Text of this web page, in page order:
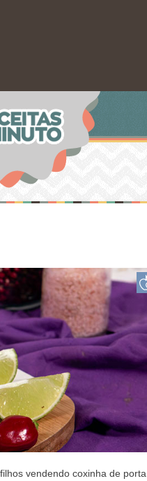
vendendo coxinha de porta